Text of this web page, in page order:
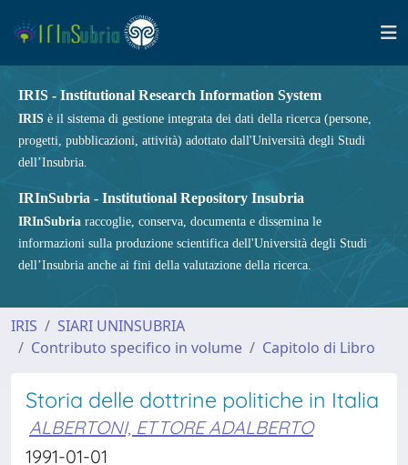
IRIS - Institutional Research Information System
IRIS è il sistema di gestione integrata dei dati della ricerca (persone,
progetti, pubblicazioni, attività) adottato dall'Università degli Studi
dell’Insubria.
IRInSubria - Institutional Repository Insubria
IRInSubria raccoglie, conserva, documenta e dissemina le
informazioni sulla produzione scientifica dell'Università degli Studi
dell’Insubria anche ai fini della valutazione della ricerca.
IRIS
SIARI UNINSUBRIA
Contributo specifico in volume
Capitolo di Libro
Storia delle dottrine politiche in Italia
ALBERTONI, ETTORE ADALBERTO
1991-01-01